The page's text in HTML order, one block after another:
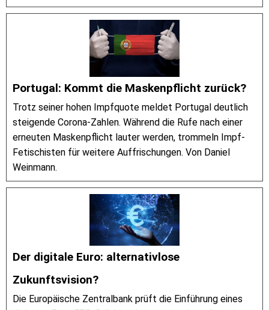
Portugal: Kommt die Maskenpflicht zurück?
Trotz seiner hohen Impfquote meldet Portugal deutlich
steigende Corona-Zahlen. Während die Rufe nach einer
erneuten Maskenpflicht lauter werden, trommeln Impf-
Fetischisten für weitere Auffrischungen. Von Daniel
Weinmann.
Der digitale Euro: alternativlose
Zukunftsvision?
Die Europäische Zentralbank prüft die Einführung eines